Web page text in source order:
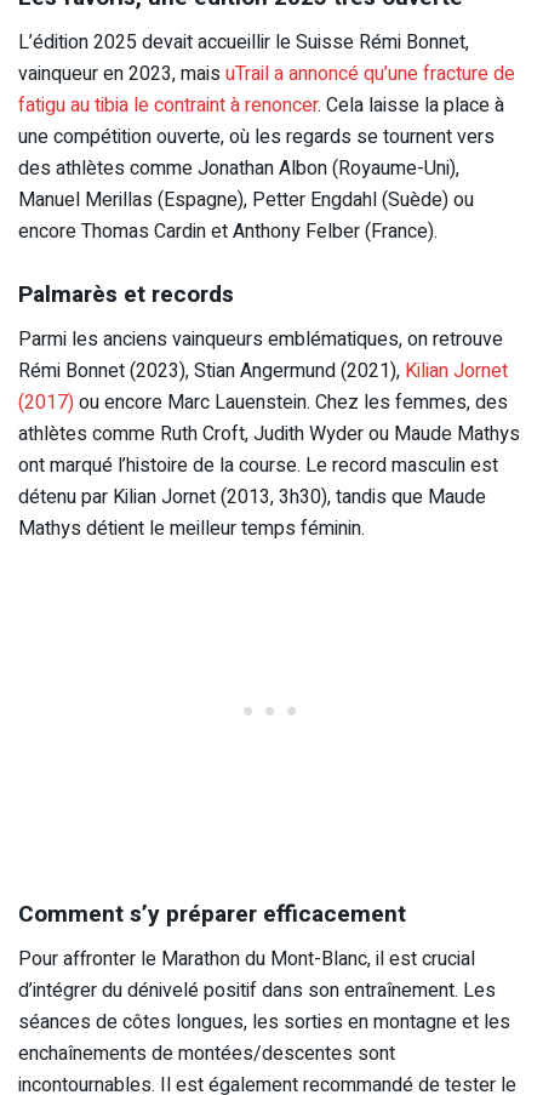
L’édition 2025 devait accueillir le Suisse Rémi Bonnet,
vainqueur en 2023, maisuTrail a annoncé qu’une fracture de
fatigu au tibia le contraint à renoncer. Cela laisse la place à
une compétition ouverte, où les regards se tournent vers
des athlètes comme Jonathan Albon (Royaume-Uni),
Manuel Merillas (Espagne), Petter Engdahl (Suède) ou
encore Thomas Cardin et Anthony Felber (France).
Palmarès et records
Parmi les anciens vainqueurs emblématiques, on retrouve
Rémi Bonnet (2023), Stian Angermund (2021), Kilian Jornet
(2017)ou encore Marc Lauenstein. Chez les femmes, des
athlètes comme Ruth Croft, Judith Wyder ou Maude Mathys
ont marqué l’histoire de la course. Le record masculin est
détenu par Kilian Jornet (2013, 3h30), tandis que Maude
Mathys détient le meilleur temps féminin.
Comment s’y préparer efficacement
Pour affronter le Marathon du Mont-Blanc, il est crucial
d’intégrer du dénivelé positif dans son entraînement. Les
séances de côtes longues, les sorties en montagne et les
enchaînements de montées/descentes sont
incontournables. Il est également recommandé de tester le